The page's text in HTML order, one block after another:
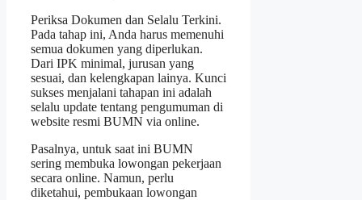
Periksa Dokumen dan Selalu Terkini.
Pada tahap ini, Anda harus memenuhi
semua dokumen yang diperlukan.
Dari IPK minimal, jurusan yang
sesuai, dan kelengkapan lainya. Kunci
sukses menjalani tahapan ini adalah
selalu update tentang pengumuman di
website resmi BUMN via online.
Pasalnya, untuk saat ini BUMN
sering membuka lowongan pekerjaan
secara online. Namun, perlu
diketahui, pembukaan lowongan